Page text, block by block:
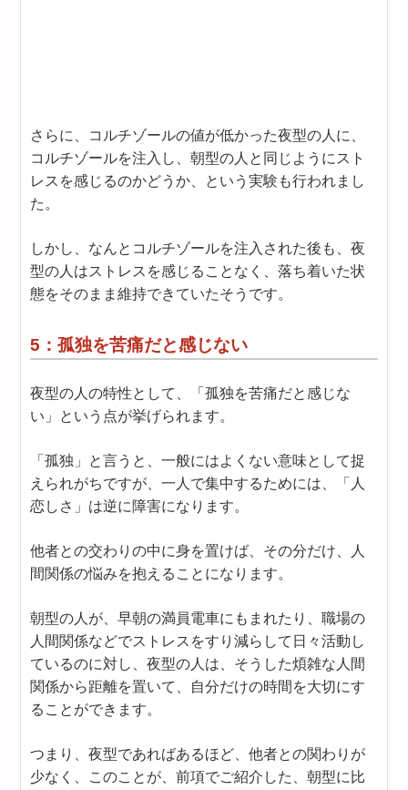
さらに、コルチゾールの値が低かった夜型の人に、
コルチゾールを注入し、朝型の人と同じようにスト
レスを感じるのかどうか、という実験も行われまし
た。
しかし、なんとコルチゾールを注入された後も、夜
型の人はストレスを感じることなく、落ち着いた状
態をそのまま維持できていたそうです。
5：孤独を苦痛だと感じない
夜型の人の特性として、「孤独を苦痛だと感じな
い」という点が挙げられます。
「孤独」と言うと、一般にはよくない意味として捉
えられがちですが、一人で集中するためには、「人
恋しさ」は逆に障害になります。
他者との交わりの中に身を置けば、その分だけ、人
間関係の悩みを抱えることになります。
朝型の人が、早朝の満員電車にもまれたり、職場の
人間関係などでストレスをすり減らして日々活動し
ているのに対し、夜型の人は、そうした煩雑な人間
関係から距離を置いて、自分だけの時間を大切にす
ることができます。
つまり、夜型であればあるほど、他者との関わりが
少なく、このことが、前項でご紹介した、朝型に比